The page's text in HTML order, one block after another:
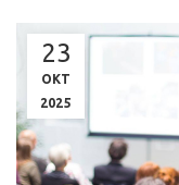
23
ΟΚΤ
2025